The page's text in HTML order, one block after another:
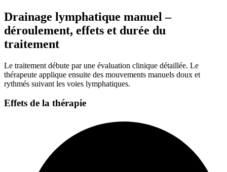
Drainage lymphatique manuel –
déroulement, effets et durée du
traitement
Le traitement débute par une évaluation clinique détaillée. Le
thérapeute applique ensuite des mouvements manuels doux et
rythmés suivant les voies lymphatiques.
Effets de la thérapie